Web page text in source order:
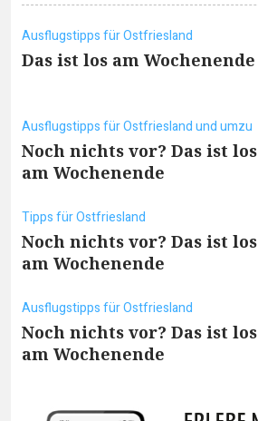
Ausflugstipps für Ostfriesland
Das ist los am Wochenende
Ausflugstipps für Ostfriesland und umzu
Noch nichts vor? Das ist los
am Wochenende
Tipps für Ostfriesland
Noch nichts vor? Das ist los
am Wochenende
Ausflugstipps für Ostfriesland
Noch nichts vor? Das ist los
am Wochenende